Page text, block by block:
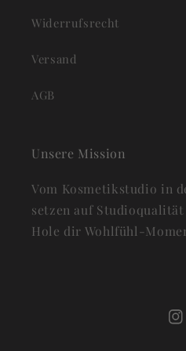
Widerrufsrecht
Versand
AGB
Unsere Mission
Vom Kosmetikstudio in
setzen auf
Hole dir Wohlfühl-